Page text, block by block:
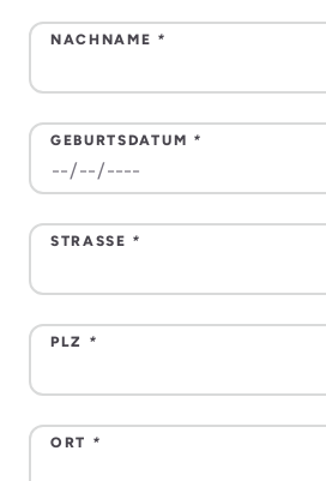
NACHNAME *
GEBURTSDATUM *
STRASSE *
PLZ *
ORT *